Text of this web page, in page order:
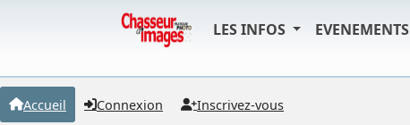
LES INFOS EVENEMENTS
Accueil Connexion Inscrivez-vous